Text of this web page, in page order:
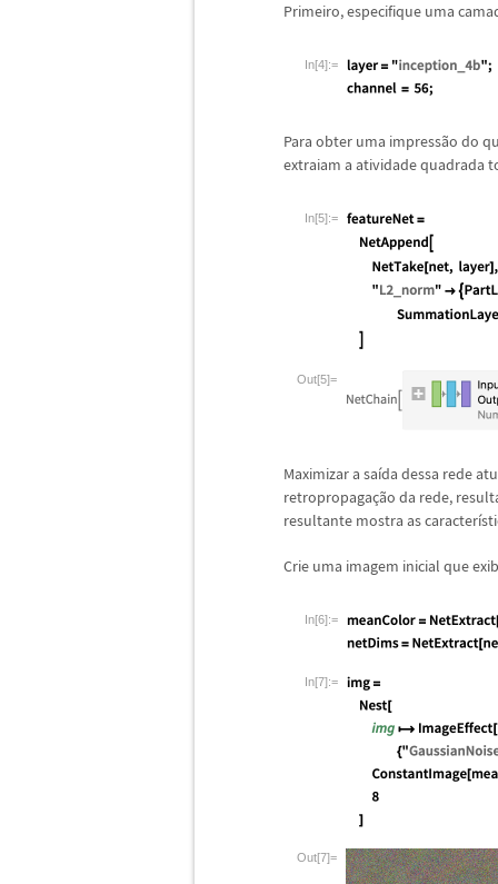
Primeiro, especifique uma
In[4]:=
Para obter uma impressão do
extraiam a atividade quadrada
In[5]:=
Out[5]=
Maximizar a saída dessa rede
retropropagação da rede,
resultante mostra as caracterí
Crie uma imagem inicial que
In[6]:=
In[7]:=
Out[7]=